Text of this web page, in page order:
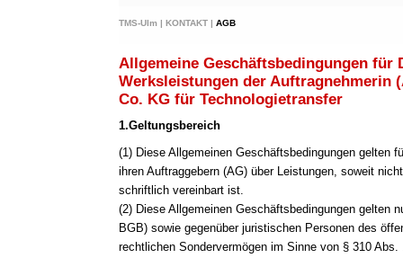
TMS-Ulm | KONTAKT | AGB
Allgemeine Geschäftsbedingungen für
Werksleistungen der Auftragnehmerin
Co. KG für Technologietransfer
1.Geltungsbereich
(1) Diese Allgemeinen Geschäftsbedingungen gelten
ihren Auftraggebern (AG) über Leistungen, soweit
schriftlich vereinbart ist.
(2) Diese Allgemeinen Geschäftsbedingungen gelten
BGB) sowie gegenüber juristischen Personen des
rechtlichen Sondervermögen im Sinne von § 310